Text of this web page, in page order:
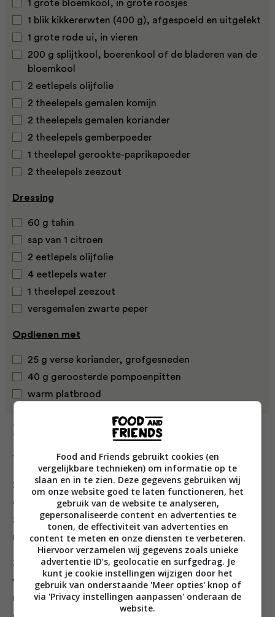
1 grote bloemkool, in grote roosjes
1 blik kikkererwten (400 g), afgespoeld en uitgelekt
1 grote rode ui, in vieren
200 g splijtkool, boerenkool of de bladeren van de
bloemkool
2 eetlepels olijfolie
2 theelepels gemalen komijn
2 theelepels gemalen koriander
2 theelepels gemberpoeder
1 theelepel gerookte-paprikapoeder
2 theelepels zeezout
Dressing
60 g tahin
sap van 1 citroen
2 eetlepels olijfolie
4 eetlepels water
1 theelepel zeezout
versgemalen zwarte peper
Opdienen met
25 g verse koriander, grofgesneden
40 g geroosterde pompoenpitten
warm platbrood
Bereiding
1. Verwarm de oven voor tot 200 °C/gasstand 6.
2. Leg de bloemkool, kikkererwten, rode ui en kool op
een grote bakplaat, voeg de olie, specerijen en het
zout en schep alles goed om. Zet het geheel 25-30
minuten in de oven, tot de bloemkool net gaar is.
3. Roer intussen de tahin, het citroensap, de olie, het
water, zout en wat peper door elkaar; voeg indien
nodig nog wat extra water toe, zodat de dressing
Food and Friends gebruikt cookies (en
vergelijkbare technieken) om informatie op te
slaan en in te zien. Deze gegevens gebruiken wij
om onze website goed te laten functioneren, het
gebruik van de website te analyseren,
gepersonaliseerde content en advertenties te
tonen, de effectiviteit van advertenties en
content te meten en onze diensten te verbeteren.
Hiervoor verzamelen wij gegevens zoals unieke
advertentie ID’s, geolocatie en surfgedrag. Je
kunt je cookie instellingen wijzigen door het
gebruik van onderstaande 'Meer opties' knop of
via 'Privacy instellingen aanpassen' onderaan de
website.